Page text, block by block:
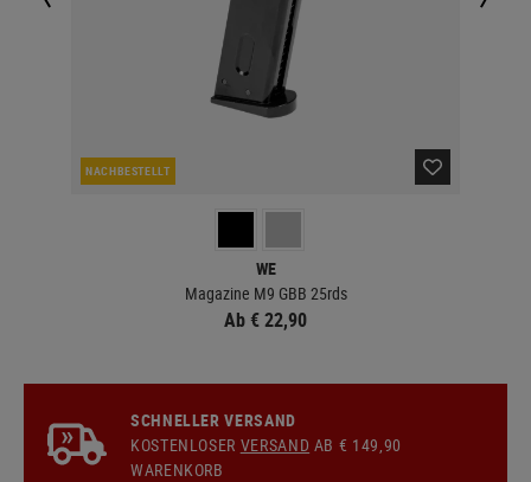
NACHBESTELLT
WE
Magazine M9 GBB 25rds
Ab € 22,90
SCHNELLER VERSAND
KOSTENLOSER VERSAND AB € 149,90
WARENKORB